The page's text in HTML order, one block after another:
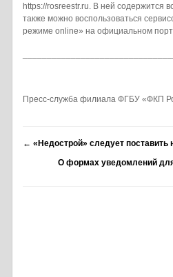
https://rosreestr.ru. В ней содержится
также можно воспользоваться
режиме online» на официальном
Пресс-служба филиала ФГБУ «ФКП
← «Недострой» следует поставить
О формах уведомлений